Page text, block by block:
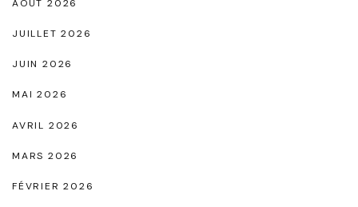
e
AOÛT 2026
JUILLET 2026
JUIN 2026
MAI 2026
AVRIL 2026
MARS 2026
FÉVRIER 2026